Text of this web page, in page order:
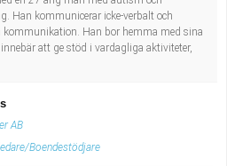
Han kommunicerar icke-verbalt och
Han bor hemma med sina
att ge stöd i vardagliga aktiviteter,
AB
Boendestödjare